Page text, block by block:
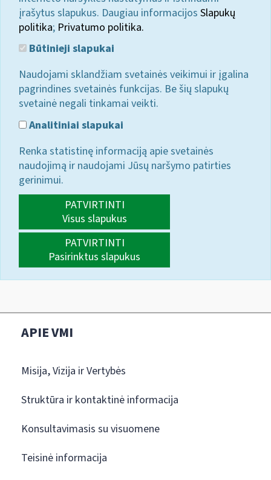
įrašytus slapukus. Daugiau informacijos Slapukų
politika; Privatumo politika.
Būtinieji slapukai
Naudojami sklandžiam svetainės veikimui ir įgalina
pagrindines svetainės funkcijas. Be šių slapukų
svetainė negali tinkamai veikti.
Analitiniai slapukai
Renka statistinę informaciją apie svetainės
naudojimą ir naudojami Jūsų naršymo patirties
gerinimui.
PATVIRTINTI
Visus slapukus
PATVIRTINTI
Pasirinktus slapukus
APIE VMI
Misija, Vizija ir Vertybės
Struktūra ir kontaktinė informacija
Konsultavimasis su visuomene
Teisinė informacija